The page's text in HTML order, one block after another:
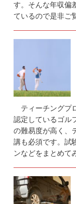
す。そんな年収偏
ているので是非ご
ティーチングプ
認定しているゴル
の難易度が高く、
講も必須です。試
ンなどをまとめて